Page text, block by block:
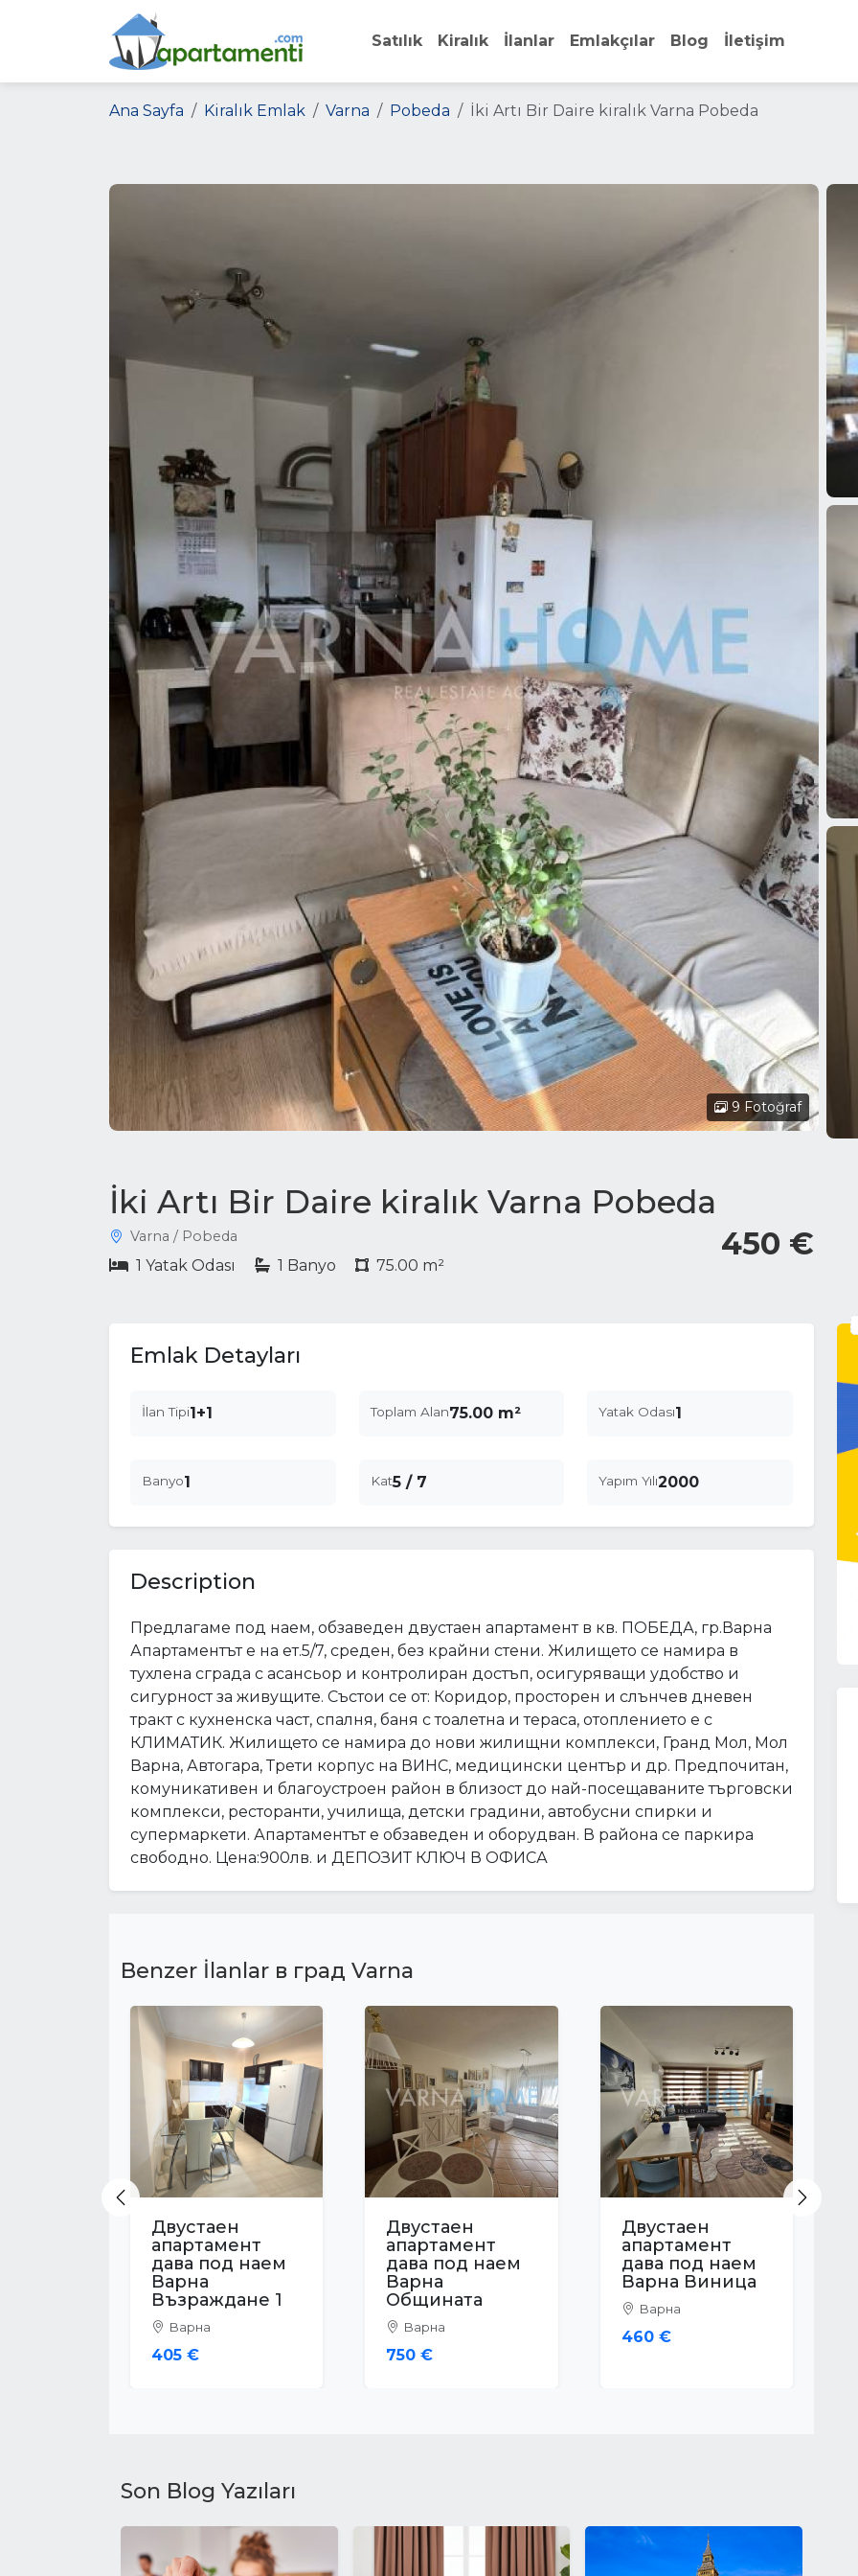
Satılık Kiralık İlanlar Emlakçılar Blog İletişim
Ana Sayfa Kiralık Emlak Varna Pobeda İki Artı Bir Daire kiralık Varna Pobeda
9 Fotoğraf
İki Artı Bir Daire kiralık Varna Pobeda
450 €
Varna / Pobeda
1 Yatak Odası 1 Banyo 75.00 m²
Emlak Detayları
İlan Tipi1+1 Toplam Alan75.00 m² Yatak Odası1
Banyo1 Kat5 / 7 Yapım Yılı2000
Description
Предлагаме под наем, обзаведен двустаен апартамент в кв. ПОБЕДА, гр.Варна
Апартаментът е на ет.5/7, среден, без крайни стени. Жилището се намира в
тухлена сграда с асансьор и контролиран достъп, осигуряващи удобство и
сигурност за живущите. Състои се от: Коридор, просторен и слънчев дневен
тракт с кухненска част, спалня, баня с тоалетна и тераса, отоплението е с
КЛИМАТИК. Жилището се намира до нови жилищни комплекси, Гранд Мол, Мол
Варна, Автогара, Трети корпус на ВИНС, медицински център и др. Предпочитан,
комуникативен и благоустроен район в близост до най-посещаваните търговски
комплекси, ресторанти, училища, детски градини, автобусни спирки и
супермаркети. Апартаментът е обзаведен и оборудван. В района се паркира
свободно. Цена:900лв. и ДЕПОЗИТ КЛЮЧ В ОФИСА
Benzer İlanlar в град Varna
Двустаен
апартамент
дава под наем
Варна Център
Варна
256 €
Двустаен
апартамент
дава под наем
Варна Виница
Варна
460 €
Двустаен
апартамент
дава под наем
Варна Окръжна
Болница
Варна
Previous Next
Son Blog Yazıları